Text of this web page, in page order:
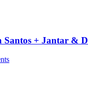
Santos + Jantar &